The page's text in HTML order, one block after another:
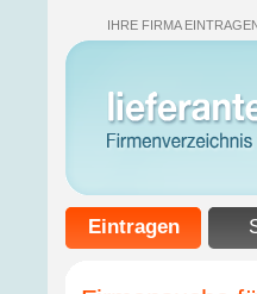
IHRE FIRMA
Eintragen